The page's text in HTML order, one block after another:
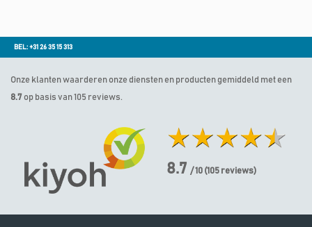
BEL: +31 26 35 15 313
Onze klanten waarderen onze diensten en producten gemiddeld met een
8.7 op basis van 105 reviews.
8.7 / 10 (105 reviews)